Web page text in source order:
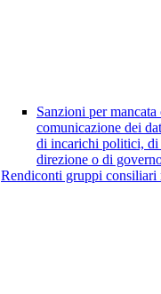
Sanzioni per
comunicazione dei
di incarichi politici, di
direzione o di
Rendiconti gruppi